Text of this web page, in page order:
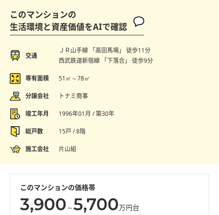
このマンションの
生活環境と資産価値をAIで確認
交通
ＪＲ山手線 「高田馬場」 徒歩11分
西武鉄道新宿線 「下落合」 徒歩9分
専有面積 51㎡～78㎡
分譲会社 トナミ商事
竣工年月 1996年01月 / 築30年
総戸数 15戸 / 8階
施工会社 片山組
このマンションの価格帯
3,900 ～5,700万円台